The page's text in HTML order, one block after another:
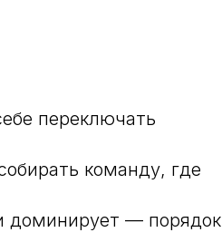
переключать
команду, где
доминирует — порядок